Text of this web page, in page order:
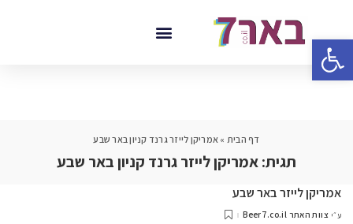
פתח סרגל נגישות
דף הבית » אמריקן לייזר גרנד קניון באר שבע
תגית:אמריקן לייזר גרנד קניון באר שבע
אמריקן לייזר באר שבע
ע״י צוות האתר Beer7.co.il